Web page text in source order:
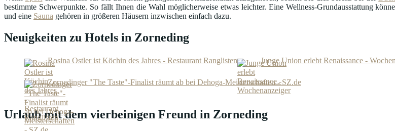
bestimmte Schwerpunkte. So fällt Ihnen die Wahl möglicherweise etwas leichter. Eine Wellness-Grundausstattung
und eine Sauna gehören in größeren Häusern inzwischen einfach dazu.
Neuigkeiten zu Hotels in Zorneding
Rosina Ostler ist Köchin des Jahres - Restaurant Ranglisten Junge Union erlebt Renaissance -
Zornedinger "The Taste"-Finalist räumt ab bei Dehoga-Meisterschaften - SZ.de
Urlaub mit dem vierbeinigen Freund in Zorneding